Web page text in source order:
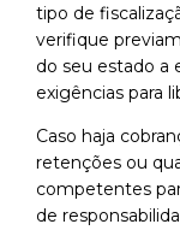
tipo de
verifique
do seu estado a
exigências para
Caso haja
retenções ou
competentes
de